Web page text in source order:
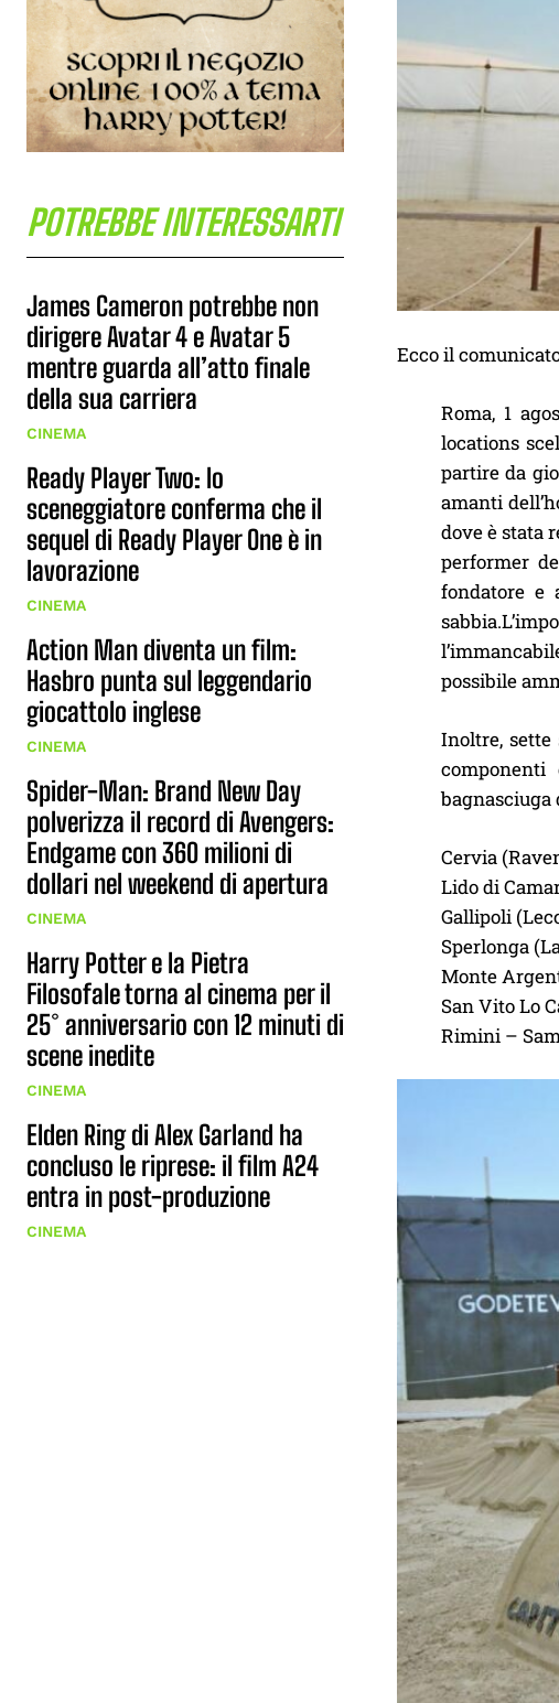
POTREBBE INTERESSARTI
James Cameron potrebbe non
dirigere Avatar 4 e Avatar 5
mentre guarda all’atto finale
della sua carriera
CINEMA
Ready Player Two: lo
sceneggiatore conferma che il
sequel di Ready Player One è in
lavorazione
CINEMA
Action Man diventa un film:
Hasbro punta sul leggendario
giocattolo inglese
CINEMA
Spider-Man: Brand New Day
polverizza il record di Avengers:
Endgame con 360 milioni di
dollari nel weekend di apertura
CINEMA
Harry Potter e la Pietra
Filosofale torna al cinema per il
25° anniversario con 12 minuti di
scene inedite
CINEMA
Elden Ring di Alex Garland ha
concluso le riprese: il film A24
entra in post-produzione
CINEMA
Ecco il
Roma, 1
locations
partire da
amanti
dove è stata
performer
fondatore e
possibile
Inoltre,
componenti
Cervia
Lido di
Gallipoli
Sperlonga
Monte
San Vito Lo
Rimini –